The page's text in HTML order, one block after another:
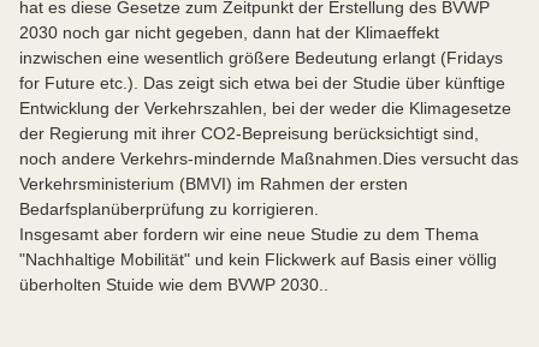
hat es diese Gesetze zum Zeitpunkt der Erstellung des BVWP
2030 noch gar nicht gegeben, dann hat der Klimaeffekt
inzwischen eine wesentlich größere Bedeutung erlangt (Fridays
for Future etc.). Das zeigt sich etwa bei der Studie über künftige
Entwicklung der Verkehrszahlen, bei der weder die Klimagesetze
der Regierung mit ihrer CO2-Bepreisung berücksichtigt sind,
noch andere Verkehrs-mindernde Maßnahmen.Dies versucht das
Verkehrsministerium (BMVI) im Rahmen der ersten
Bedarfsplanüberprüfung zu korrigieren.
Insgesamt aber fordern wir eine neue Studie zu dem Thema
"Nachhaltige Mobilität" und kein Flickwerk auf Basis einer völlig
überholten Stuide wie dem BVWP 2030..